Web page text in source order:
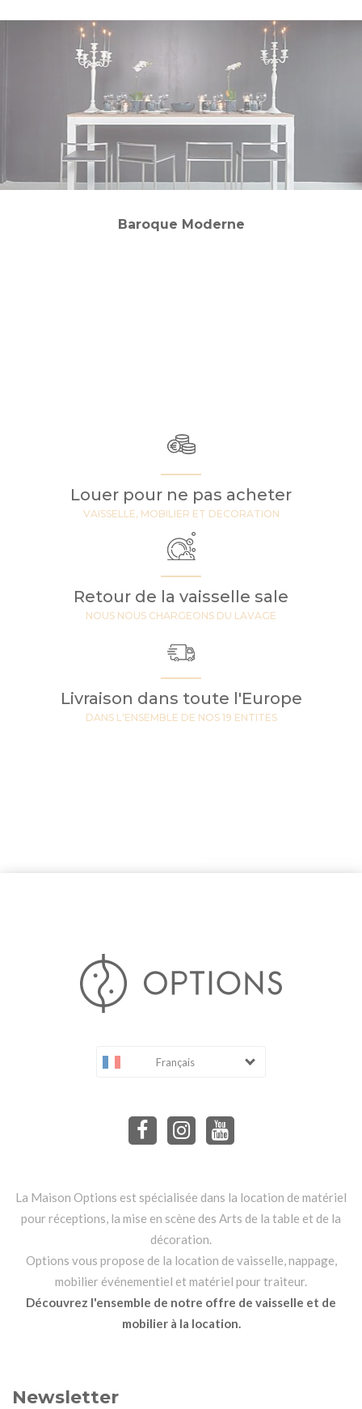
Baroque Moderne
Louer pour ne pas acheter
VAISSELLE, MOBILIER ET DECORATION
Retour de la vaisselle sale
NOUS NOUS CHARGEONS DU LAVAGE
Livraison dans toute l'Europe
DANS L'ENSEMBLE DE NOS 19 ENTITES
Français
La Maison Options est spécialisée dans la location de matériel
pour réceptions, la mise en scène des Arts de la table et de la
décoration.
Options vous propose de la location de vaisselle, nappage,
mobilier événementiel et matériel pour traiteur.
Découvrez l'ensemble de notre offre de vaisselle et de
mobilier à la location.
Newsletter